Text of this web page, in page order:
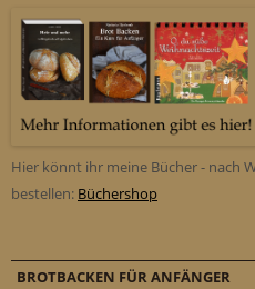
Hier könnt ihr meine Bücher - nach
bestellen: Büchershop
BROTBACKEN FÜR ANFÄNGER